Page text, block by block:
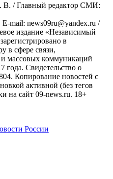
/ Главный редактор СМИ:
mail: news09ru@yandex.ru /
издание «Независимый
в
в сфере связи,
массовых коммуникаций
года. Свидетельство о
Копирование новостей с
активной (без тегов
на сайт 09-news.ru. 18+